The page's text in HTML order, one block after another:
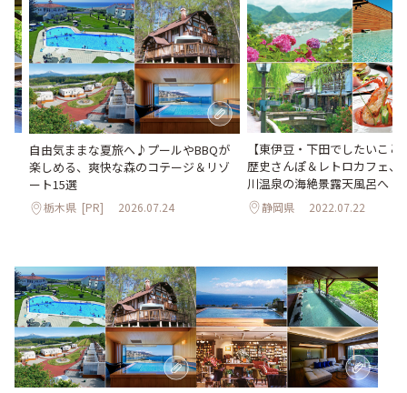
自由気ままな夏旅へ♪プールやBBQが
楽しめる、爽快な森のコテージ＆リゾ
ート15選
栃木県 [PR] 2026.07.24
【東伊豆・下田でしたいこと
歴史さんぽ＆レトロカフェ、
川温泉の海絶景露天風呂へ
静岡県 2022.07.22